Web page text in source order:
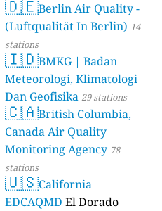
Verbraucherschutz) - LfU
46 stations
🇩🇪Berlin Air Quality -
(Luftqualität In Berlin) 14
stations
🇮🇩BMKG | Badan
Meteorologi, Klimatologi
Dan Geofisika 29 stations
🇨🇦British Columbia,
Canada Air Quality
Monitoring Agency 78
stations
🇺🇸California
EDCAQMD El Dorado